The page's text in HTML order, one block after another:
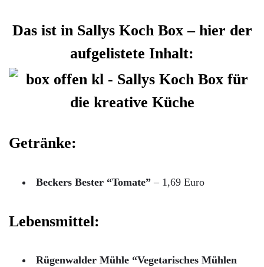
Das ist in Sallys Koch Box – hier der
aufgelistete Inhalt:
Getränke:
Beckers Bester “Tomate”– 1,69 Euro
Lebensmittel:
Rügenwalder Mühle “Vegetarisches Mühlen